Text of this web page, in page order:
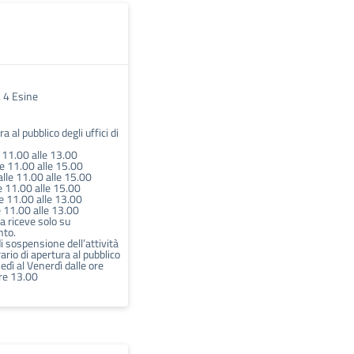
4 Esine
al pubblico degli uffici di
11.00 alle 13.00
11.00 alle 15.00
11.00 alle 15.00
11.00 alle 15.00
11.00 alle 13.00
11.00 alle 13.00
riceve solo su
sospensione dell’attività
di apertura al pubblico
al Venerdì dalle ore
13.00